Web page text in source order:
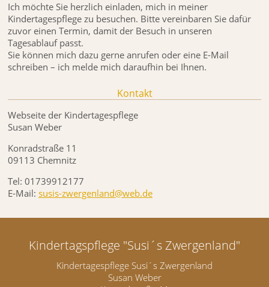
Ich möchte Sie herzlich einladen, mich in meiner
Kindertagespflege zu besuchen. Bitte vereinbaren Sie dafür
zuvor einen Termin, damit der Besuch in unseren
Tagesablauf passt.
Sie können mich dazu gerne anrufen oder eine E-Mail
schreiben – ich melde mich daraufhin bei Ihnen.
Kontakt
Webseite der Kindertagespflege
Susan Weber
Konradstraße 11
09113 Chemnitz
Tel: 01739912177
E-Mail: susis-zwergenland@web.de
Kindertagspflege "Susi´s Zwergenland"
Kindertagespflege Susi´s Zwergenland
Susan Weber